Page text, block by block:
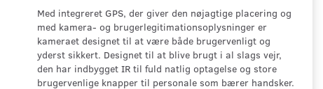
Med integreret GPS, der giver den nøjagtige placering og
med kamera- og brugerlegitimationsoplysninger er
kameraet designet til at være både brugervenligt og
yderst sikkert. Designet til at blive brugt i al slags vejr,
den har indbygget IR til fuld natlig optagelse og store
brugervenlige knapper til personale som bærer handsker.